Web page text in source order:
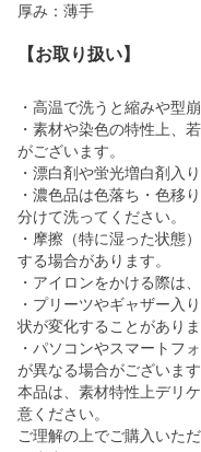
厚み：薄手
【お取り扱い】
・高温で洗うと縮みや型
・素材や染色の特性上、
がございます。
・漂白剤や蛍光増白剤入
・濃色品は色落ち・色移
分けて洗ってください。
・摩擦（特に湿った状態
する場合があります。
・アイロンをかける際は
・プリーツやギャザー入
状が変化することがありま
・パソコンやスマートフ
が異なる場合がございます
本品は、素材特性上デリ
意ください。
ご理解の上でご購入いた